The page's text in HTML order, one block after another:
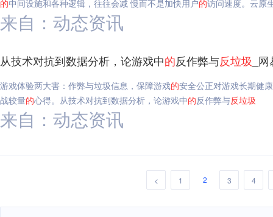
的中间设施和各种逻辑，往往会减 慢而不是加快用户的访问速度。云原
来自：动态资讯
从技术对抗到数据分析，论游戏中的反作弊与反垃圾 _
游戏体验两大害：作弊与垃圾信息，保障游戏的安全公正对游戏长期健
战较量的心得。从技术对抗到数据分析，论游戏中的反作弊与反垃圾
来自：动态资讯
< 1 2 3 4